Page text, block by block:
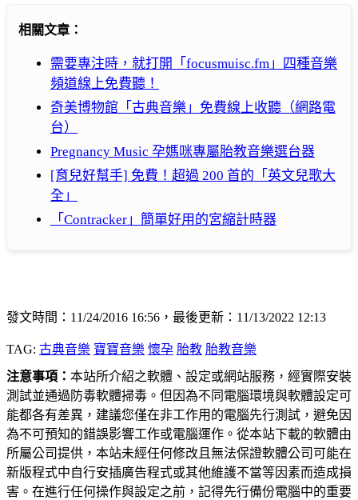
相關文章：
需要專注時，就打開「focusmuisc.fm」四種音樂
頻道線上免費聽！
奇美博物館「古典音樂」免費線上收聽（網路電
台）
Pregnancy Music 孕媽咪專屬胎教音樂選台器
[育兒好幫手] 免費！超過 200 首的「英文兒歌大
全」
「Contracker」簡單好用的宮縮計時器
發文時間：11/24/2016 16:56，最後更新：11/13/2022 12:13
TAG: 古典音樂 寶寶音樂 懷孕 胎教 胎教音樂
注意事項： 本站所介紹之軟體、設定或網站服務，經實際安裝
測試並通過防毒軟體掃毒。但因為不同電腦環境與軟體設定可
能都各有差異，建議您僅在非工作用的電腦先行測試，避免因
為不可預知的錯誤影響工作或電腦運作。從本站下載的軟體由
所屬公司提供，本站未經任何修改且無法保證軟體公司可能在
新版程式中自行安插廣告程式或其他維護不當等因素而造成損
害。在進行任何操作與設定之前，記得先行備份電腦中的重要